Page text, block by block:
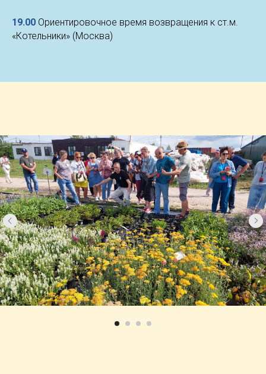
19.00 Ориентировочное время возвращения к ст.м.
«Котельники» (Москва)